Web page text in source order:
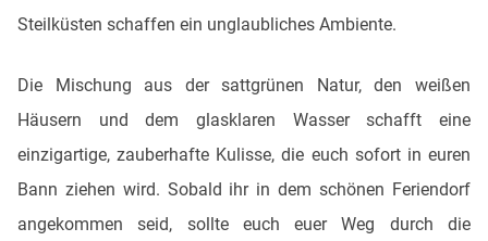
Steilküsten schaffen ein unglaubliches Ambiente.
Die Mischung aus der sattgrünen Natur, den weißen
Häusern und dem glasklaren Wasser schafft eine
einzigartige, zauberhafte Kulisse, die euch sofort in euren
Bann ziehen wird. Sobald ihr in dem schönen Feriendorf
angekommen seid, sollte euch euer Weg durch die